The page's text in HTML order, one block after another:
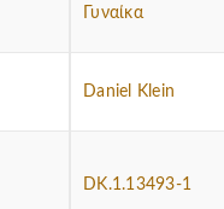
Γυναίκα
Daniel Klein
DK.1.13493-1